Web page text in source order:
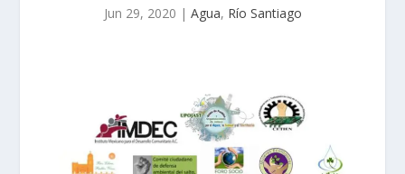
Jun 29, 2020 | Agua, Río Santiago